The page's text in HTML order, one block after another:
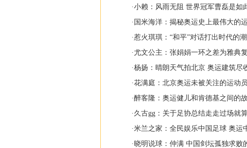
·小赖：风雨无阻 世界冠军曹磊是如
· 国米海洋：揭秘奥运史上最伟大的
·惹火琪琪：“和平”对话打出时代的
·尤文公主：张娟娟一环之差为雅典
·杨扬：晴朗天气拍北京 奥运建筑尽
·花满庭：北京奥运未被关注的运动
·醉客隆：奥运健儿和肯德基之间的
· 久古gg：关于足协总结走走过场就
·米兰之家：全民娱乐中国足球 奥运
· 晓明说球：仲满 中国剑坛孤独求败